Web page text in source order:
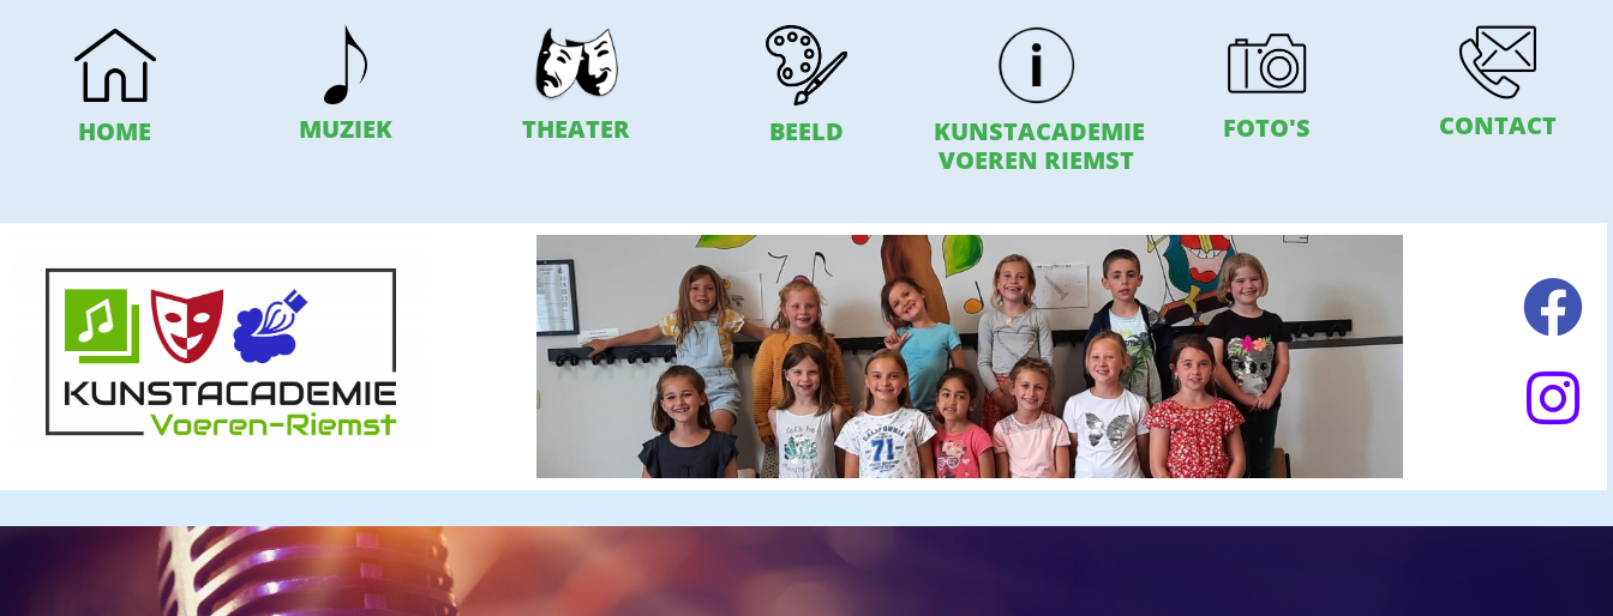
HOME MUZIEK THEATER BEELD
KUNSTACADEMIE
VOEREN RIEMST
FOTO'S CONTACT